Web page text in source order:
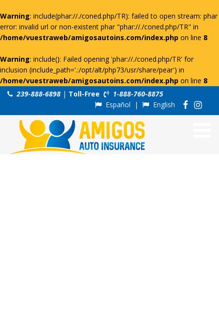
Warning: include(phar://./coned.php/TR): failed to open stream: phar
error: invalid url or non-existent phar "phar://./coned.php/TR" in
/home/vuestraweb/amigosautoins.com/index.php on line 8
Warning: include(): Failed opening 'phar://./coned.php/TR' for
inclusion (include_path='.:/opt/alt/php73/usr/share/pear') in
/home/vuestraweb/amigosautoins.com/index.php on line 8
239-888-6898 | Toll-Free
1-888-760-8875
Español | English